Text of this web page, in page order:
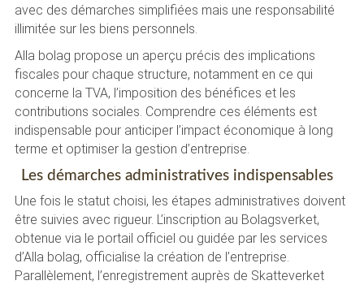
avec des démarches simplifiées mais une responsabilité
illimitée sur les biens personnels.
Alla bolag propose un aperçu précis des implications
fiscales pour chaque structure, notamment en ce qui
concerne la TVA, l’imposition des bénéfices et les
contributions sociales. Comprendre ces éléments est
indispensable pour anticiper l’impact économique à long
terme et optimiser la gestion d’entreprise.
Les démarches administratives indispensables
Une fois le statut choisi, les étapes administratives doivent
être suivies avec rigueur. L’inscription au Bolagsverket,
obtenue via le portail officiel ou guidée par les services
d’Alla bolag, officialise la création de l’entreprise.
Parallèlement, l’enregistrement auprès de Skatteverket